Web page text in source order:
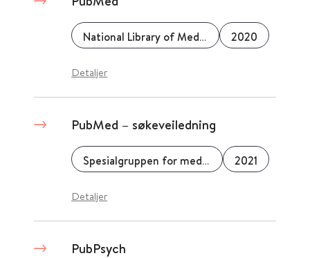
National Library of Medicine (NLM) 2020
Detaljer
PubMed – søkeveiledning
Spesialgruppen for medisin og helsefag (SMH), Norsk bibliotekforening 2021
Detaljer
PubPsych